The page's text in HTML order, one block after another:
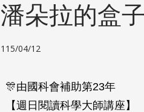
潘朵拉的盒
115/04/12
🎊由國科會補助第23年
【週日閱讀科學大師講座】